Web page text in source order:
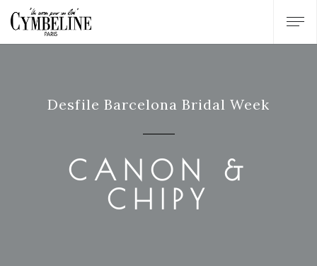
Desfile Barcelona Bridal Week
CANON &
CHIPY